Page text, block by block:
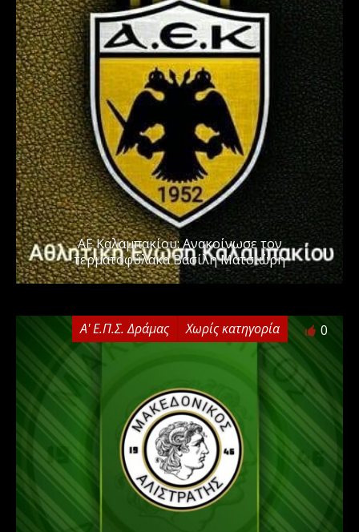
ΑΕ Καλαμπακίου: Ανακοίνωσε τον
τερματοφύλακα Βασίλη Ματσιώρη
Α' Ε.Π.Σ. Δράμας Χωρίς κατηγορία 0